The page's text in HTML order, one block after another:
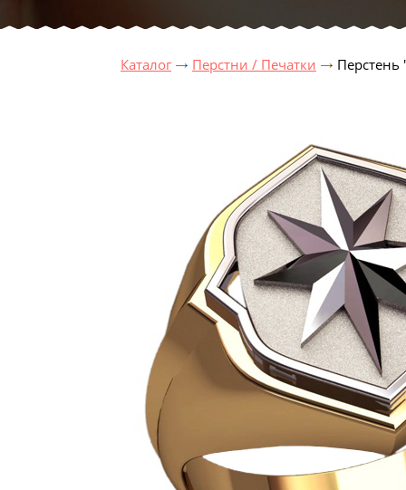
Каталог Перстни / Печатки Перстень